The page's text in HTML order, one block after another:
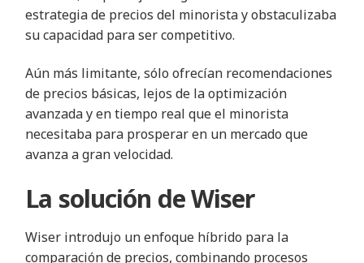
estrategia de precios del minorista y obstaculizaba
su capacidad para ser competitivo.
Aún más limitante, sólo ofrecían recomendaciones
de precios básicas, lejos de la optimización
avanzada y en tiempo real que el minorista
necesitaba para prosperar en un mercado que
avanza a gran velocidad.
La solución de Wiser
Wiser introdujo un enfoque híbrido para la
comparación de precios, combinando procesos